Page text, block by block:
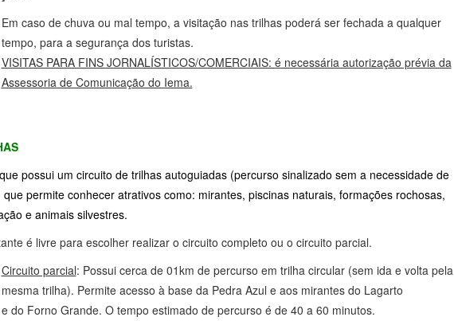
Em caso de chuva ou mal tempo, a visitação nas trilhas poderá ser fechada a qualquer
tempo, para a segurança dos turistas.
VISITAS PARA FINS JORNALÍSTICOS/COMERCIAIS: é necessária autorização prévia da
Assessoria de Comunicação do Iema.
possui um circuito de trilhas autoguiadas (percurso sinalizado sem a necessidade de
que permite conhecer atrativos como: mirantes, piscinas naturais, formações rochosas,
e animais silvestres.
é livre para escolher realizar o circuito completo ou o circuito parcial.
Circuito parcial: Possui cerca de 01km de percurso em trilha circular (sem ida e volta pela
mesma trilha). Permite acesso à base da Pedra Azul e aos mirantes do Lagarto
e do Forno Grande. O tempo estimado de percurso é de 40 a 60 minutos.